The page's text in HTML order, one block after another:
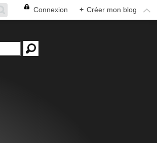
Connexion + Créer mon blog